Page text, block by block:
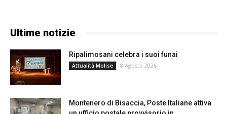
Ultime notizie
Ripalimosani celebra i suoi funai
Attualità Molise 8 Agosto 2026
Montenero di Bisaccia, Poste Italiane attiva